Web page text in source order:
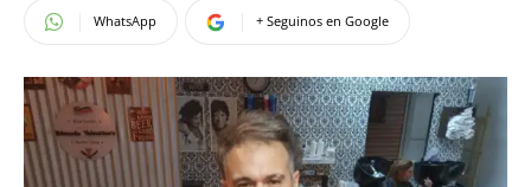
WhatsApp + Seguinos en Google